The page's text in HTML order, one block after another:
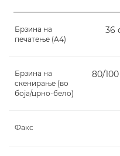
Брзина на
печатење (A4)
36
Брзина на
скенирање (во
боја/црно-бело)
80/
Факс